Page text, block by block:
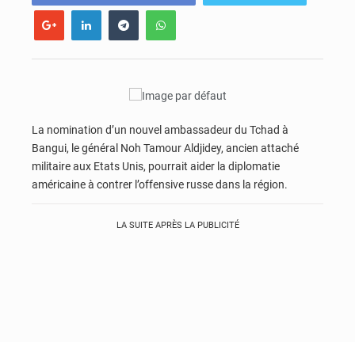
La nomination d’un nouvel ambassadeur du Tchad à
Bangui, le général Noh Tamour Aldjidey, ancien attaché
militaire aux Etats Unis, pourrait aider la diplomatie
américaine à contrer l’offensive russe dans la région.
LA SUITE APRÈS LA PUBLICITÉ